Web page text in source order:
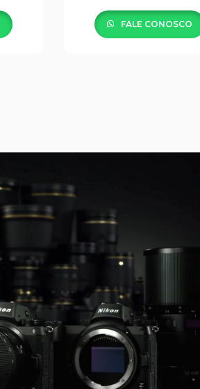
FALE CONOSCO